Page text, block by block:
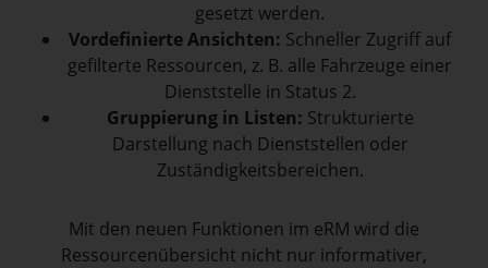
gesetzt werden.
Vordefinierte Ansichten: Schneller Zugriff auf
gefilterte Ressourcen, z. B. alle Fahrzeuge einer
Dienststelle in Status 2.
Gruppierung in Listen: Strukturierte
Darstellung nach Dienststellen oder
Zuständigkeitsbereichen.
Mit den neuen Funktionen im eRM wird die
Ressourcenübersicht nicht nur informativer,